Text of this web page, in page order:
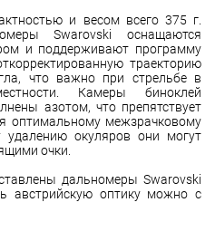
и весом всего 375 г.
Swarovski оснащаются
и поддерживают программу
траекторию
что важно при стрельбе в
Камеры биноклей
азотом, что препятствует
оптимальному межзрачковому
удалению окуляров они могут
очки.
дальномеры Swarovski
австрийскую оптику можно с